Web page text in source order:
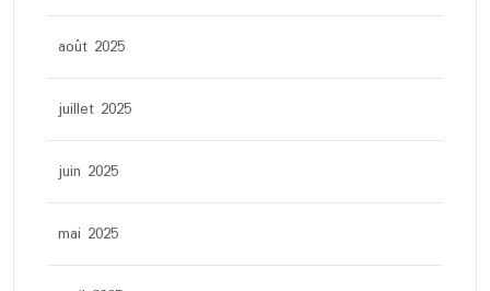
août 2025
juillet 2025
juin 2025
mai 2025